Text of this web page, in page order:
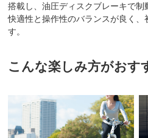
搭載し、油圧ディスクブレーキで制
快適性と操作性のバランスが良く
す。
こんな楽しみ方がおす